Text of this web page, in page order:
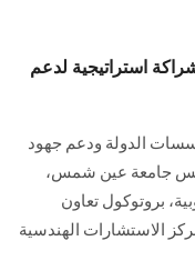
استراتيجية لدعم
الدولة ودعم جهود
رئيس جامعة عين شمس،
بروتوكول تعاون
الاستشارات الهندسية